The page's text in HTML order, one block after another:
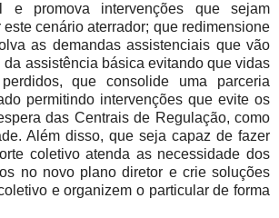
e promova intervenções que sejam
cenário aterrador; que redimensione
as demandas assistenciais que vão
da assistência básica evitando que vidas
que consolide uma parceria
permitindo intervenções que evite os
das Centrais de Regulação, como
Além disso, que seja capaz de fazer
coletivo atenda as necessidade dos
no novo plano diretor e crie soluções
e organizem o particular de forma